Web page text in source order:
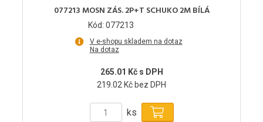
077213 MOSN ZÁS. 2P+T SCHUKO 2M BÍLÁ
Kód: 077213
V e-shopu skladem na dotaz
Na dotaz
265.01 Kč s DPH
219.02 Kč bez DPH
ks